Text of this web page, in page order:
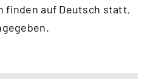
finden auf Deutsch statt,